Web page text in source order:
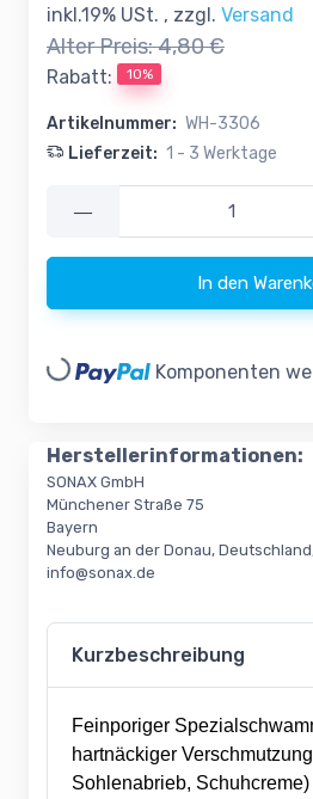
inkl.19% USt. , zzgl. Versand
Alter Preis:4,80 €
Rabatt: 10%
Artikelnummer: WH-3306
Lieferzeit: 1 - 3 Werktage
—
In den
Loading... Komponenten
Herstellerinformationen:
SONAX GmbH
Münchener Straße 75
Bayern
Neuburg an der Donau,
info@sonax.de
Kurzbeschreibung
Feinporiger
hartnäckiger
Sohlenabrieb, Schuhcreme)